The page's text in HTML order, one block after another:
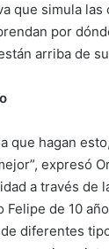
que simula las
por
arriba de
que hagan
expresó
a través de
Felipe de 10
diferentes